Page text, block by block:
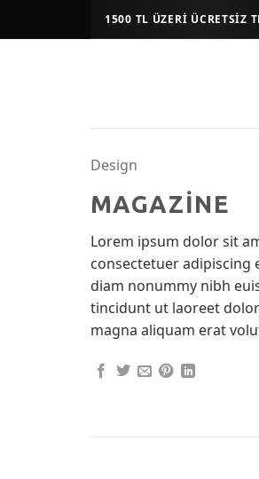
1500 TL ÜZERI ÜCRETSIZ
Design
MAGAZINE
Lorem ipsum dolor sit
consectetuer adipiscing
diam nonummy nibh
tincidunt ut laoreet
magna aliquam erat